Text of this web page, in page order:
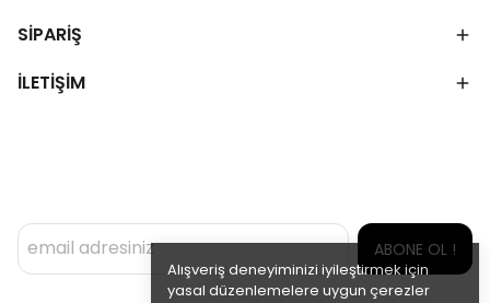
Alışveriş deneyiminizi iyileştirmek için
yasal düzenlemelere uygun çerezler
SİPARİŞ
İLETİŞİM
ABONE OL !